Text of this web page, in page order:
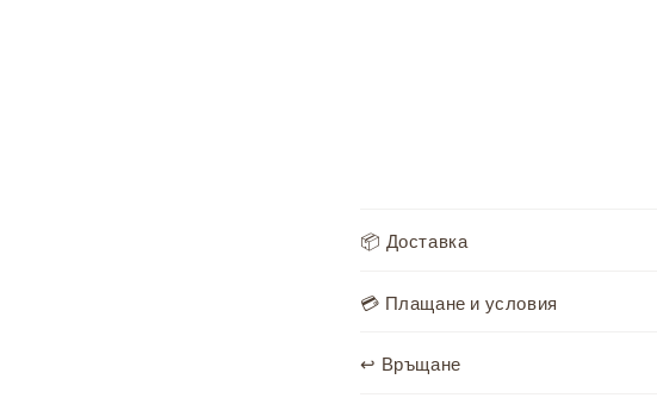
С
ъ
д
р
📦 Доставка
💳 Плащане и условия
↩️ Връщане